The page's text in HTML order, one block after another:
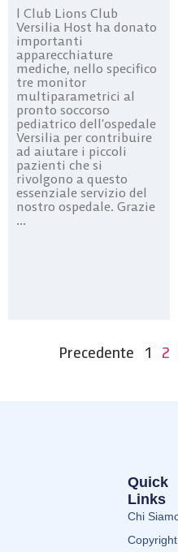
l Club Lions Club
Versilia Host ha donato
importanti
apparecchiature
mediche, nello specifico
tre monitor
multiparametrici al
pronto soccorso
pediatrico dell’ospedale
Versilia per contribuire
ad aiutare i piccoli
pazienti che si
rivolgono a questo
essenziale servizio del
nostro ospedale. Grazie
...
Precedente 1 2
Quick
Links
Chi
Copyright